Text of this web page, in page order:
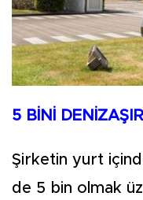
5 BİNİ
Şirketin yurt
de 5 bin olmak